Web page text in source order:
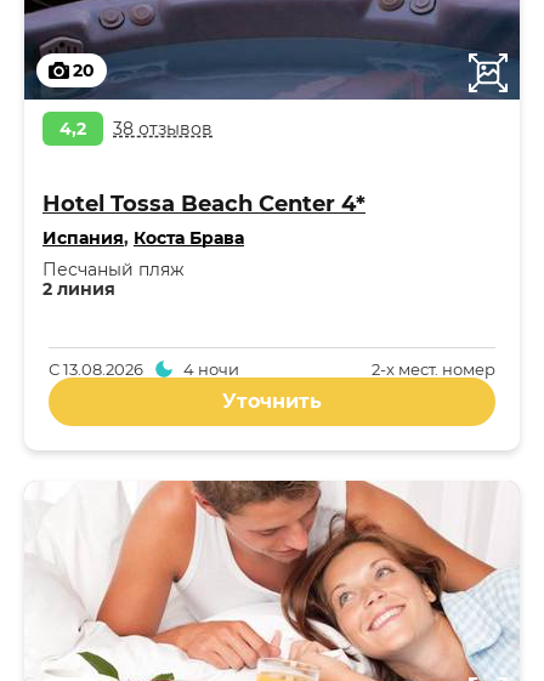
20
4,2 38 отзывов
Hotel Tossa Beach Center 4*
Испания, Коста Брава
2 линия
Песчаный пляж
2-x мест. номер
С13.08.2026 4 ночи
Уточнить